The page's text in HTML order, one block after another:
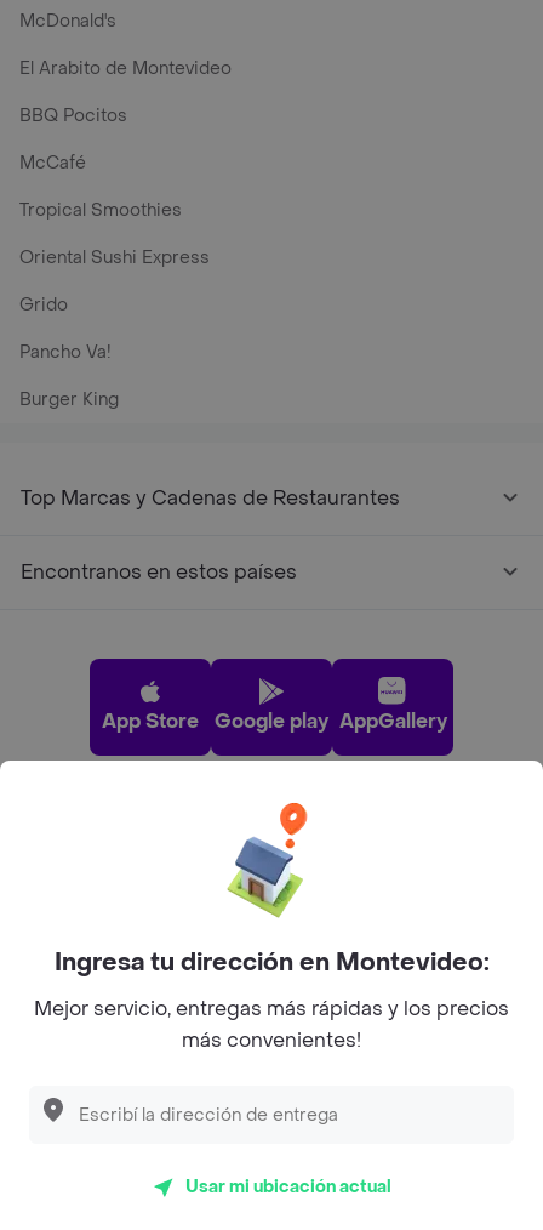
McDonald's
El Arabito de Montevideo
BBQ Pocitos
McCafé
Tropical Smoothies
Oriental Sushi Express
Grido
Pancho Va!
Burger King
Top Marcas y Cadenas de Restaurantes
Encontranos en estos países
App Store Google play AppGallery
Pide tu comida favorita cerca de ti
2026 Rappi Inc. All rights reserved.
Ingresa tu dirección en Montevideo:
Mejor servicio, entregas más rápidas y los precios
más convenientes!
Usar mi ubicación actual